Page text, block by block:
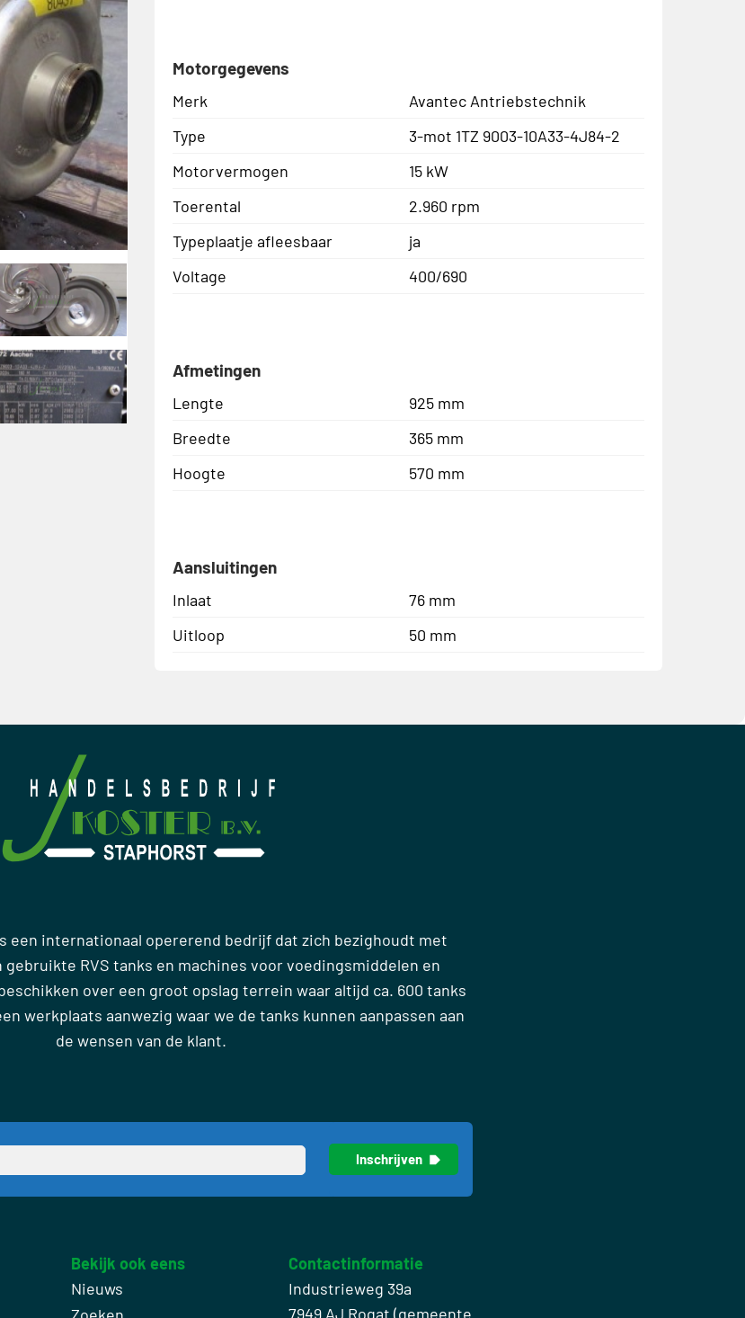
Motorgegevens
Merk
Avantec Antriebstechnik
Type
3-mot 1TZ 9003-10A33-4J84-2
Motorvermogen
15 kW
Toerental
2.960 rpm
Typeplaatje afleesbaar
ja
Voltage
400/690
Afmetingen
Lengte
925 mm
Breedte
365 mm
Hoogte
570 mm
Aansluitingen
Inlaat
76 mm
Uitloop
50 mm
een internationaal opererend bedrijf dat zich bezighoudt met
gebruikte RVS tanks en machines voor voedingsmiddelen en
over een groot opslag terrein waar altijd ca. 600 tanks
werkplaats aanwezig waar we de tanks kunnen aanpassen aan
de wensen van de klant.
Bekijk ook eens
Nieuws
Contactinformatie
Industrieweg 39a
7949 AJ Rogat (gemeente